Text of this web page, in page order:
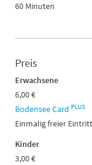
60 Minuten
Preis
Erwachsene
6,00 €
Bodensee Card PLUS
Einmalig freier
Kinder
3,00 €